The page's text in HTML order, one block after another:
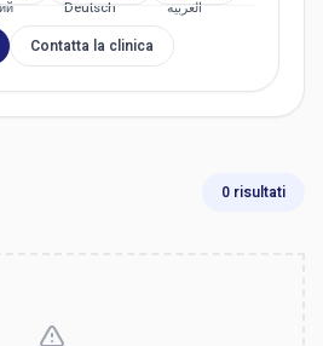
Contatta la clinica
0 risultati